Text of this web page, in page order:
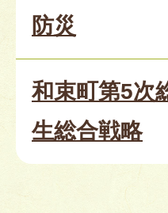
防災
和束町第5次
生総合戦略